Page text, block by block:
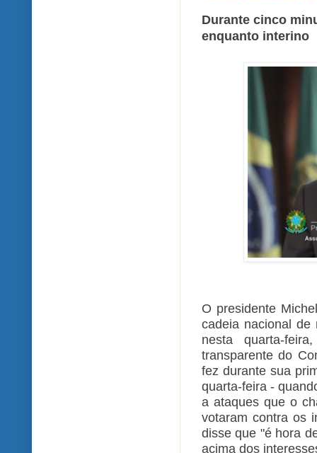
Durante cinco
enquanto interino
O presidente
cadeia nacional de
nesta quarta-
transparente do
fez durante sua
quarta-feira -
a ataques que o
votaram contra os
disse que "é hora
acima dos